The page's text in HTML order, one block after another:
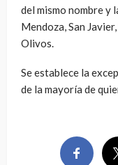
del mismo nombre y
Mendoza, San
Olivos.
Se establece la
de la mayoría de